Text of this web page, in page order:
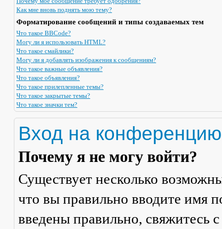
Как мне вновь поднять мою тему?
Форматирование сообщений и типы создаваемых тем
Что такое BBCode?
Могу ли я использовать HTML?
Что такое смайлики?
Могу ли я добавлять изображения к сообщениям?
Что такое важные объявления?
Что такое объявления?
Что такое прилепленные темы?
Что такое закрытые темы?
Что такое значки тем?
Вход на
Почему я не могу войти?
Существует несколько
что вы правильно вводите имя
введены правильно, свяжитесь